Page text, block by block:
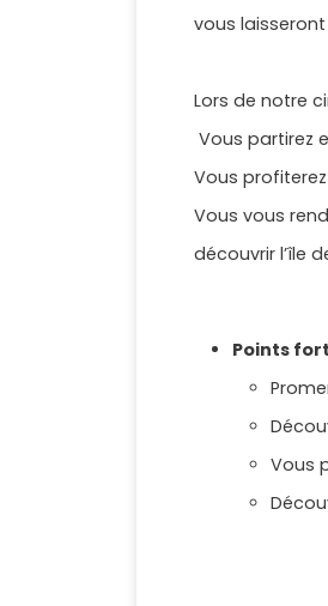
vous
Lors de notre
Vous partirez
Vous
Vous vous
découvrir l’île
Points
Vous